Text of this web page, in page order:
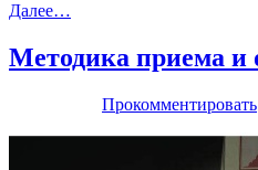
Далее…
Методика приема и
Прокомментировать